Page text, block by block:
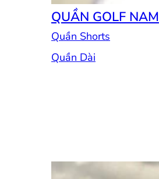
QUẦN GOLF NAM
Quần Shorts
Quần Dài